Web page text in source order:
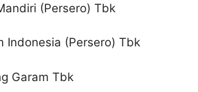
(Persero) Tbk
Indonesia (Persero) Tbk
Garam Tbk